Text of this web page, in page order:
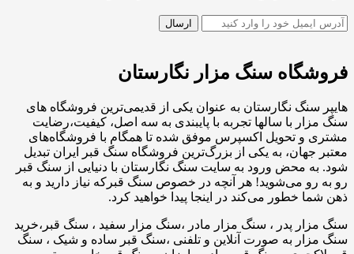
فروشگاه سنگ مزار نگارستان
هایپر سنگ نگارستان به عنوان یکی از قدیمی‌ترین فروشگاه های
سنگ مزار با سالها تجربه با پایبندی به سه اصل، کیفیت،رضایت
مشتری و تحویل اکسپرس موفق شده تا همگام با فروشگاه‌های
معتبر جهان، به یکی از بزرگ‌ترین فروشگاه سنگ قبر ایران تبدیل
شود. به محض ورود به سایت سنگ نگارستان با دنیایی از سنگ قبر
رو به رو می‌شوید! هر آنچه در خصوص سنگ قبرکه نیاز دارید و به
ذهن شما خطور می‌کند در اینجا پیدا خواهید کرد.
سنگ مزار پدر ، سنگ مزار مادر ،سنگ مزار سفید ، سنگ قبر،خرید
سنگ مزار به صورت آنلاین و تلفنی ،سنگ قبر ساده و شیک ، سنگ